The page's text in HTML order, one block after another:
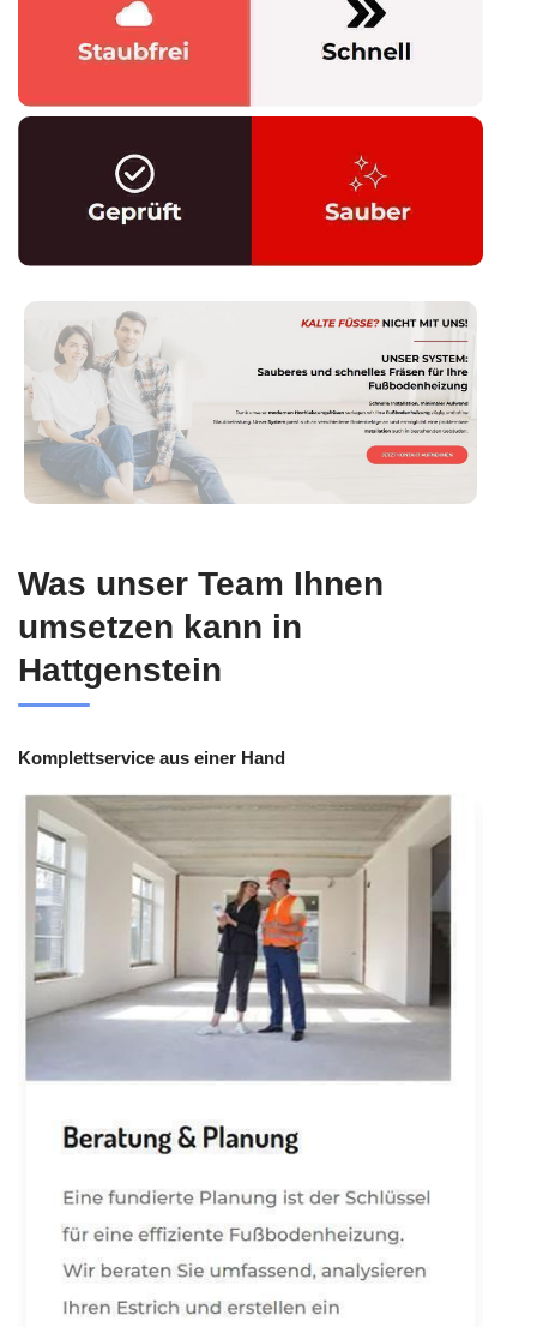
Was unser Team Ihnen
umsetzen kann in
Hattgenstein
Komplettservice aus einer Hand